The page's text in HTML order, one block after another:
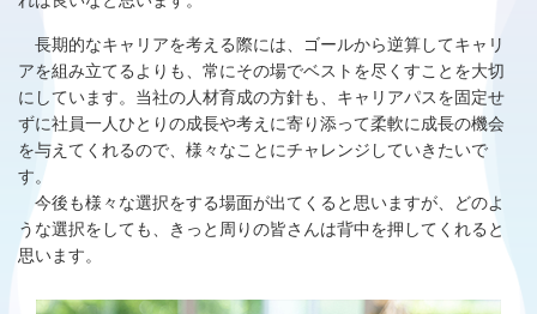
長期的なキャリアを考える際には、ゴールから逆算してキャリ
アを組み立てるよりも、常にその場でベストを尽くすことを大切
にしています。当社の人材育成の方針も、キャリアパスを固定せ
ずに社員一人ひとりの成長や考えに寄り添って柔軟に成長の機会
を与えてくれるので、様々なことにチャレンジしていきたいで
す。
今後も様々な選択をする場面が出てくると思いますが、どのよ
うな選択をしても、きっと周りの皆さんは背中を押してくれると
思います。